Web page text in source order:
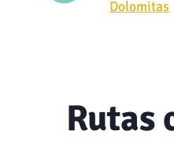
Dolomitas
Rutas